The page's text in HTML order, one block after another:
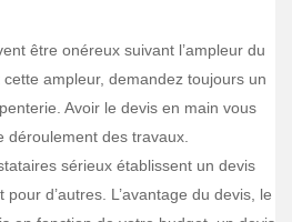
être onéreux suivant l’ampleur du
ampleur, demandez toujours un
Avoir le devis en main vous
déroulement des travaux.
sérieux établissent un devis
d’autres. L’avantage du devis, le